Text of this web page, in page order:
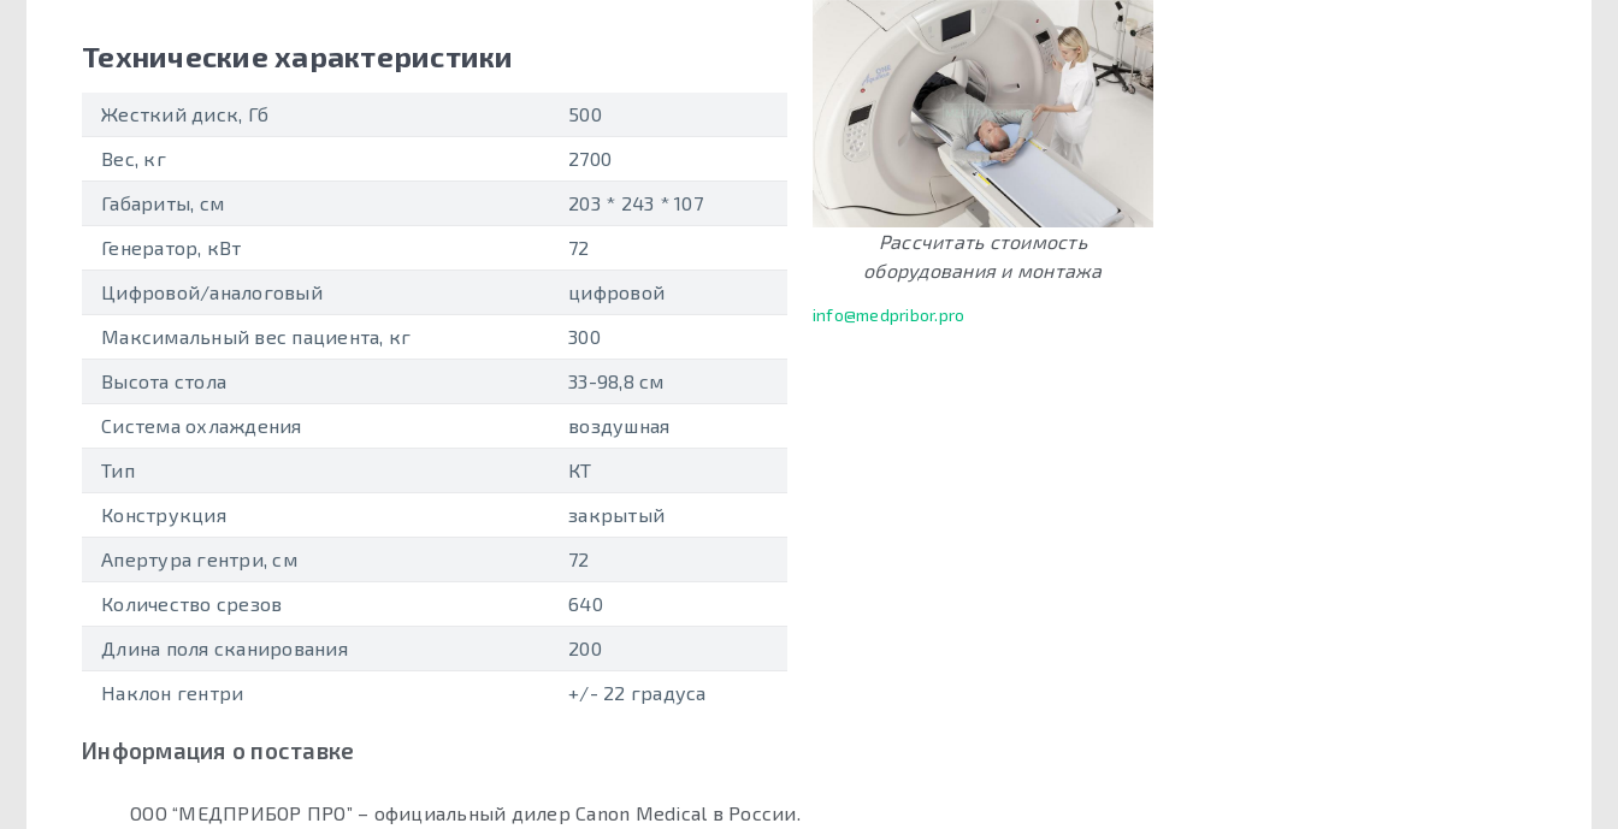
Технические характеристики
Жесткий диск, Гб
500
Вес, кг
2700
Габариты, см
203 * 243 * 107
Генератор, кВт
72
Цифровой/аналоговый
цифровой
Максимальный вес пациента, кг
300
Высота стола
33-98,8 см
Система охлаждения
воздушная
Тип
КТ
Конструкция
закрытый
Апертура гентри, см
72
Количество срезов
640
Длина поля сканирования
200
Наклон гентри
+/- 22 градуса
Рассчитать стоимость
оборудования и монтажа
info@medpribor.pro
Информация о поставке
ООО “МЕДПРИБОР ПРО” – официальный дилер Canon Medical в России.